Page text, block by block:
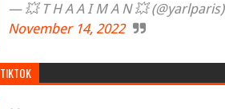
— 💥 T H A A I M A N 💥 (@yarlparis)
November 14, 2022
TIKTOK